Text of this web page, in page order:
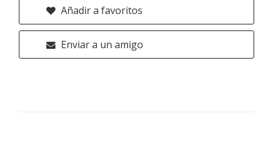
Añadir a favoritos
Enviar a un amigo